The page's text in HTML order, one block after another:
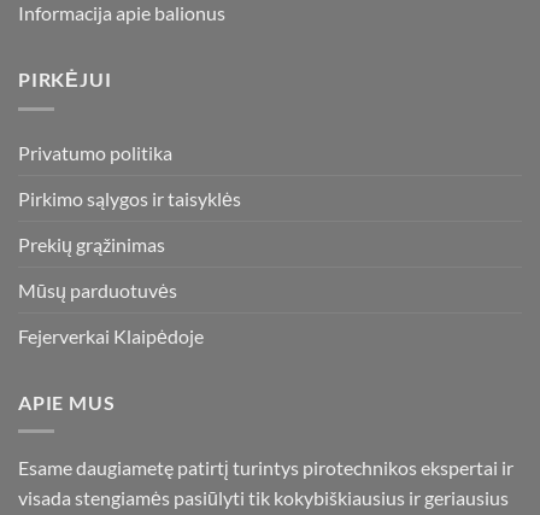
Informacija apie balionus
PIRKĖJUI
Privatumo politika
Pirkimo sąlygos ir taisyklės
Prekių grąžinimas
Mūsų parduotuvės
Fejerverkai Klaipėdoje
APIE MUS
Esame daugiametę patirtį turintys pirotechnikos ekspertai ir
visada stengiamės pasiūlyti tik kokybiškiausius ir geriausius